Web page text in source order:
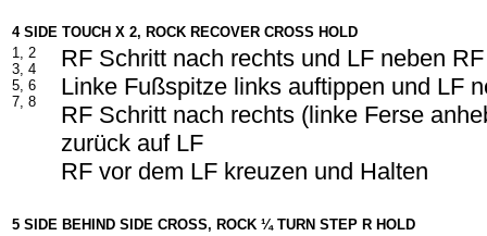
4 SIDE TOUCH X 2, ROCK RECOVER CROSS HOLD
1, 2
3, 4
5, 6
7, 8
RF Schritt nach rechts und LF neben
Linke Fußspitze links auftippen und LF
RF Schritt nach rechts (linke Ferse
zurück auf LF
RF vor dem LF kreuzen und Halten
5 SIDE BEHIND SIDE CROSS, ROCK ¼ TURN STEP R HOLD